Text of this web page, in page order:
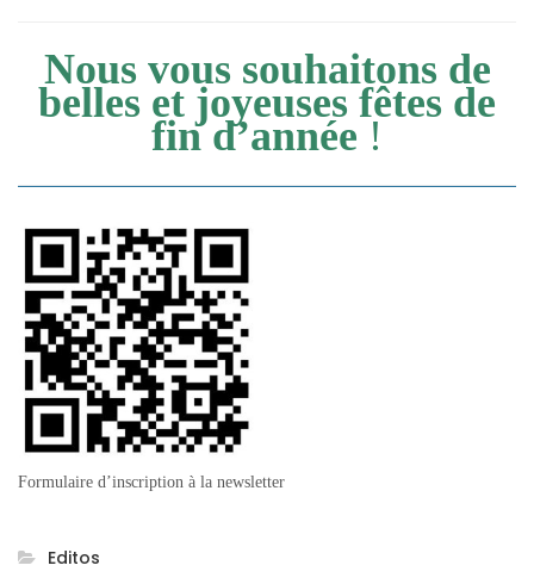
Nous vous souhaitons de
belles et joyeuses fêtes de
fin d’année !
Formulaire d’inscription à la newsletter
Editos